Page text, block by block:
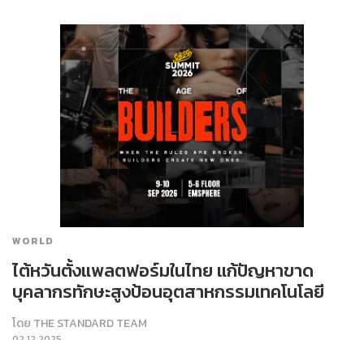
WORLD
ไต้หวันตั้งแพลตฟอร์มในไทย แก้ปัญหาขาด
บุคลากรทักษะสูงป้อนอุตสาหกรรมเทคโนโลยี
โดย THE STANDARD TEAM